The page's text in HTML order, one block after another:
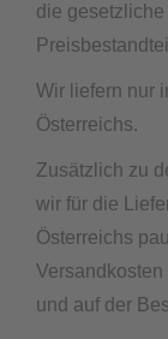
die
Wir liefern nur
Österreichs.
Zusätzlich zu
wir für die
Österreichs
und auf der